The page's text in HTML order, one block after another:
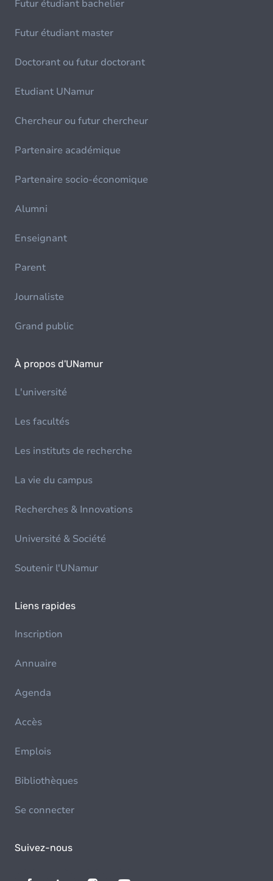
Futur étudiant bachelier
Futur étudiant master
Doctorant ou futur doctorant
Etudiant UNamur
Chercheur ou futur chercheur
Partenaire académique
Partenaire socio-économique
Alumni
Enseignant
Parent
Journaliste
Grand public
À propos d'UNamur
L'université
Les facultés
Les instituts de recherche
La vie du campus
Recherches & Innovations
Université & Société
Soutenir l'UNamur
Liens rapides
Inscription
Annuaire
Agenda
Accès
Emplois
Bibliothèques
Se connecter
Suivez-nous